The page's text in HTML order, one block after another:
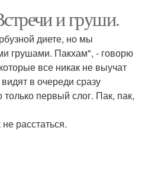
и груши.
диете, но мы
грушами. Пакхам", - говорю
все никак не выучат
в очереди сразу
первый слог. Пак, пак,
расстаться.